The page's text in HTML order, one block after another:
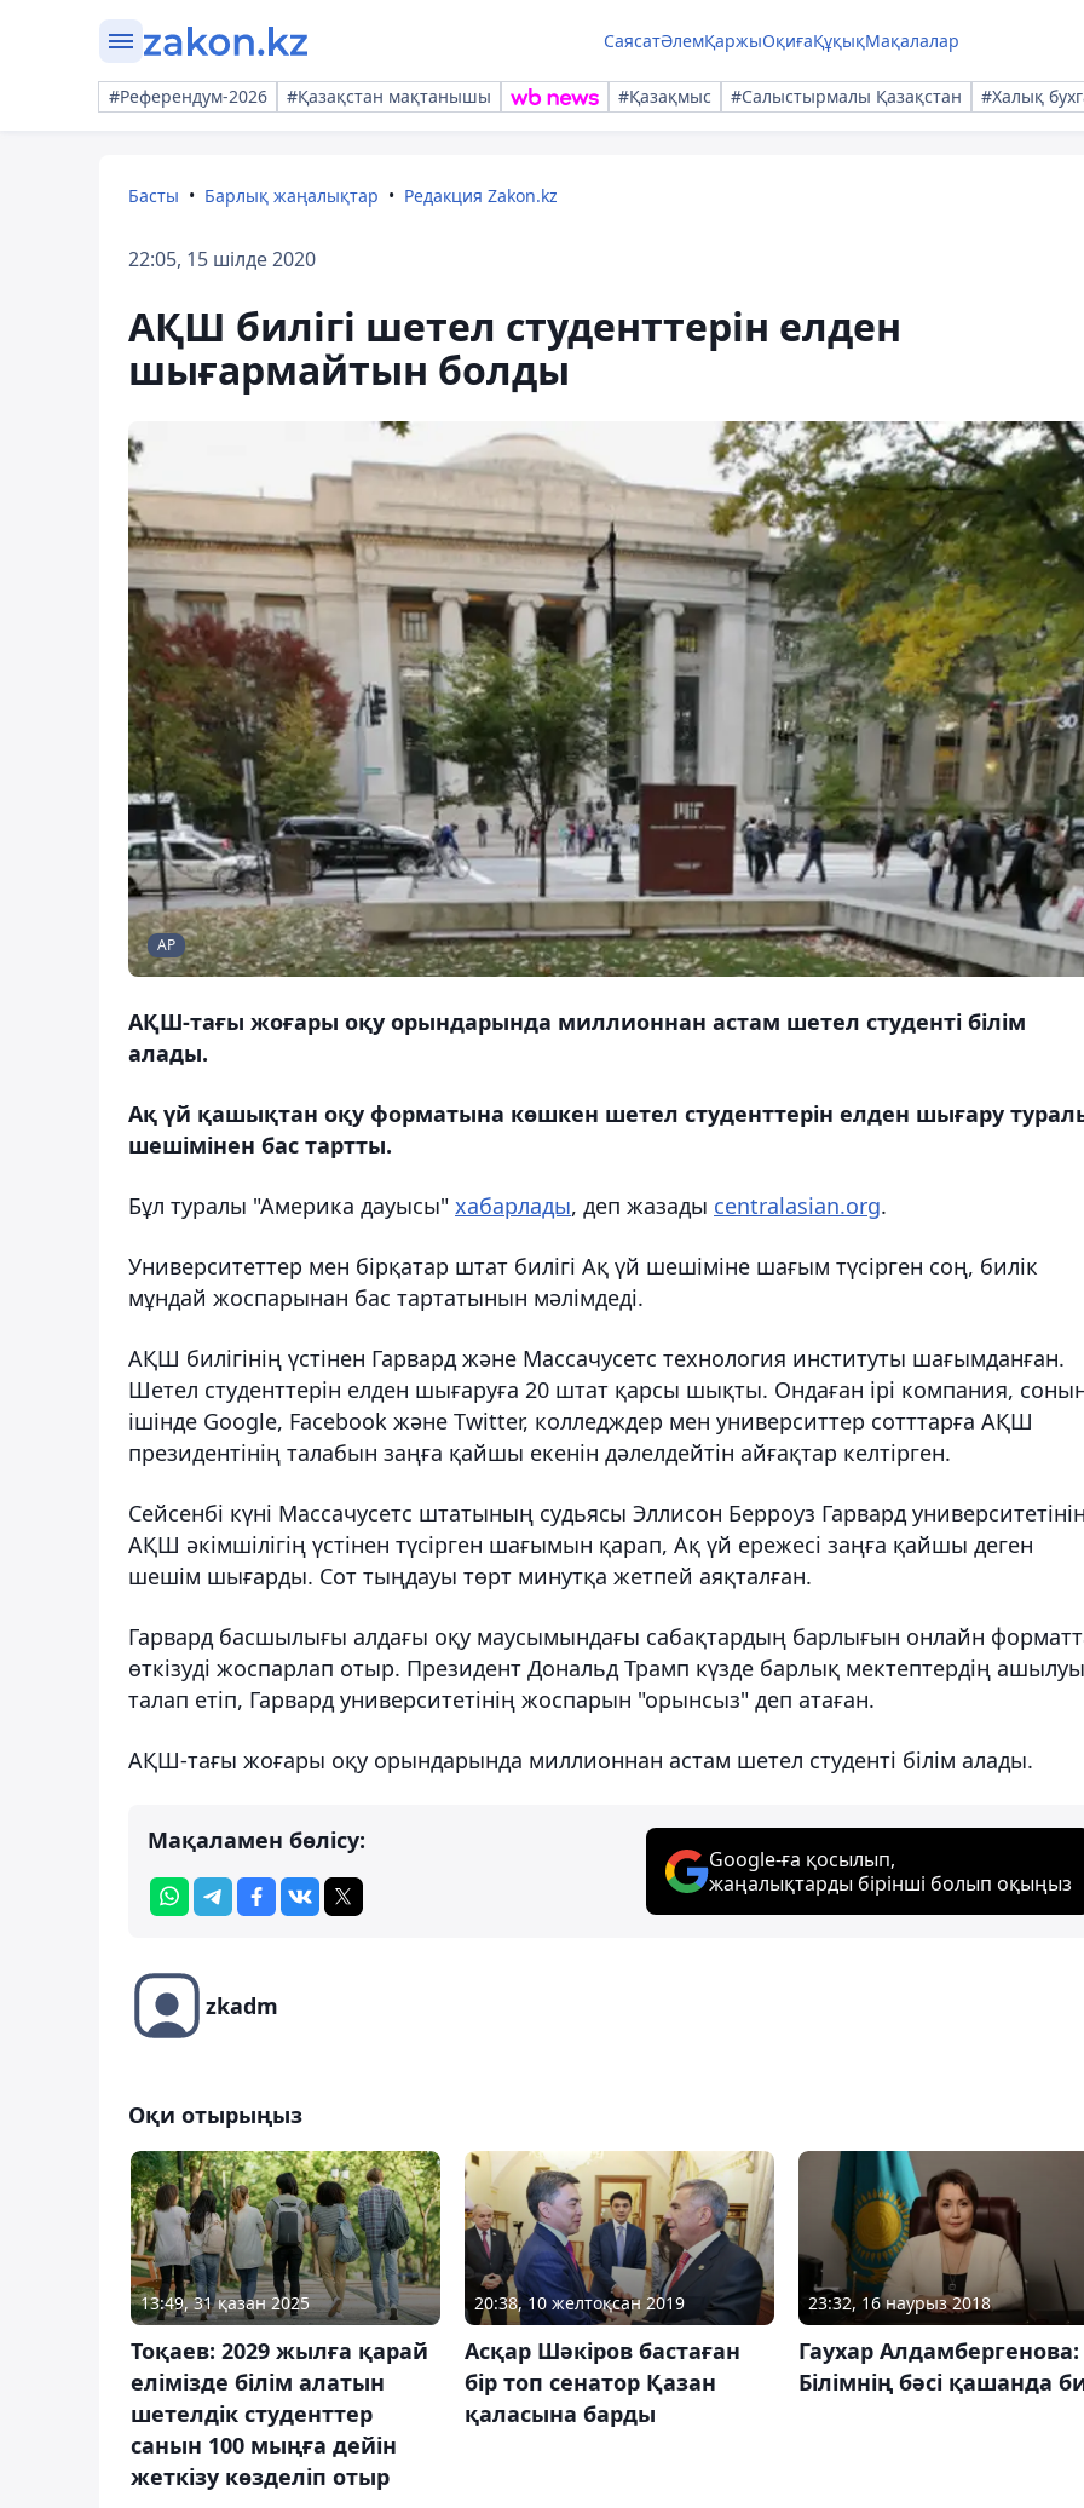
СаясатӘлемҚаржыОқиғаҚұқықМақалалар
#Референдум-2026 #Қазақстан мақтанышы #Қазақмыс #Салыстырмалы Қазақстан #Халық
Басты Барлық жаңалықтар Редакция Zakon.kz
22:05, 15 шілде 2020
АҚШ билігі шетел студенттерін елден
шығармайтын болды
AP
АҚШ-тағы жоғары оқу орындарында миллионнан астам шетел студенті білім
алады.
Ақ үй қашықтан оқу форматына көшкен шетел студенттерін елден шығару
шешімінен бас тартты.
Бұл туралы "Америка дауысы" хабарлады, деп жазады centralasian.org.
Университеттер мен бірқатар штат билігі Ақ үй шешіміне шағым түсірген соң, билік
мұндай жоспарынан бас тартатынын мәлімдеді.
АҚШ билігінің үстінен Гарвард және Массачусетс технология институты шағымданған.
Шетел студенттерін елден шығаруға 20 штат қарсы шықты. Ондаған ірі компания,
ішінде Google, Facebook және Twitter, колледждер мен университтер сотттарға АҚШ
президентінің талабын заңға қайшы екенін дәлелдейтін айғақтар келтірген.
Сейсенбі күні Массачусетс штатының судьясы Эллисон Берроуз Гарвард
АҚШ әкімшілігің үстінен түсірген шағымын қарап, Ақ үй ережесі заңға қайшы деген
шешім шығарды. Сот тыңдауы төрт минутқа жетпей аяқталған.
Гарвард басшылығы алдағы оқу маусымындағы сабақтардың барлығын онлайн
өткізуді жоспарлап отыр. Президент Дональд Трамп күзде барлық мектептердің
талап етіп, Гарвард университетінің жоспарын "орынсыз" деп атаған.
АҚШ-тағы жоғары оқу орындарында миллионнан астам шетел студенті білім алады.
Мақаламен бөлісу:
Google-ға қосылып,
жаңалықтарды бірінші болып оқыңыз
zkadm
Оқи отырыңыз
13:49, 31 қазан 2025
Тоқаев: 2029 жылға қарай
елімізде білім алатын
шетелдік студенттер
санын 100 мыңға дейін
жеткізу көзделіп отыр
20:38, 10 желтоқсан 2019
Асқар Шәкіров бастаған
бір топ сенатор Қазан
қаласына барды
23:32, 16 наурыз 2018
Гаухар Алдамбергенова:
Білімнің бәсі қашанда